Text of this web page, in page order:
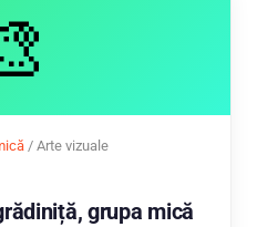
/ Arte vizuale
grupa mică